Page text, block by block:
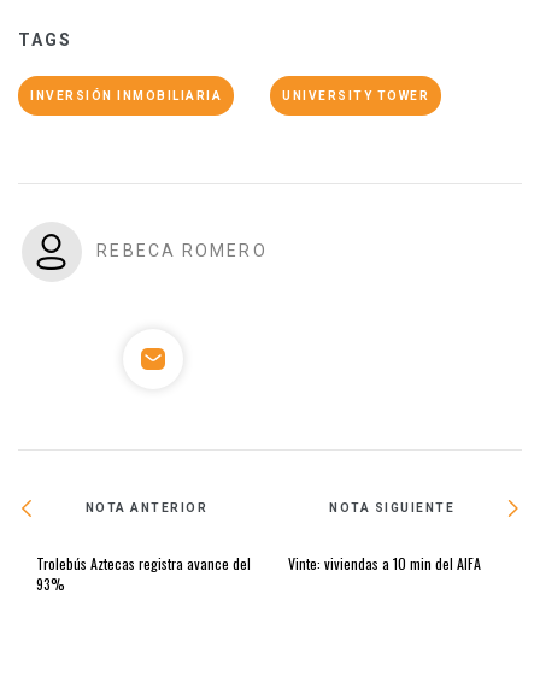
TAGS
INVERSIÓN INMOBILIARIA UNIVERSITY TOWER
REBECA ROMERO
NOTA ANTERIOR
Trolebús Aztecas registra avance del
93%
NOTA SIGUIENTE
Vinte: viviendas a 10 min del AIFA